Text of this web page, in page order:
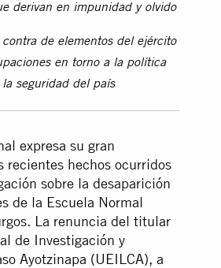
derivan en impunidad y olvido
de elementos del ejército
en torno a la política
seguridad del país
expresa su gran
recientes hechos ocurridos
sobre la desaparición
de la Escuela Normal
La renuncia del titular
de Investigación y
Ayotzinapa (UEILCA), a